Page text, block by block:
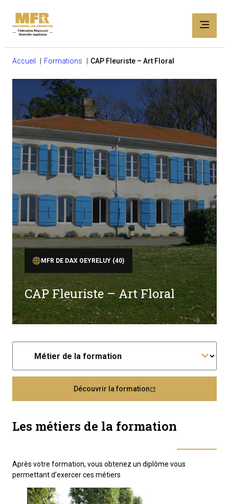
Accueil Formations CAP Fleuriste – Art Floral
MFR DE DAX OEYRELUY (40)
CAP Fleuriste – Art Floral
Découvrir la formation
Les métiers de la formation
Après votre formation, vous obtenez un diplôme vous
permettant d’exercer ces métiers